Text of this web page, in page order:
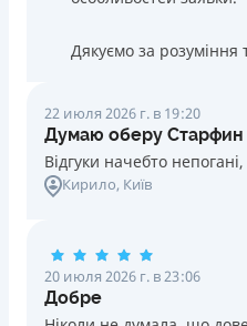
Дякуємо за розуміння
22 июля 2026 г. в 19:20
Думаю оберу Старфин
Відгуки начебто
Кирило, Київ
20 июля 2026 г. в 23:06
Добре